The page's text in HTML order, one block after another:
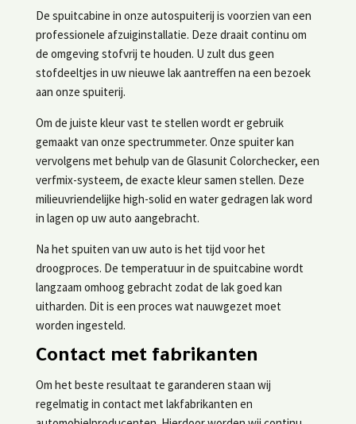
De spuitcabine in onze autospuiterij is voorzien van een
professionele afzuiginstallatie. Deze draait continu om
de omgeving stofvrij te houden. U zult dus geen
stofdeeltjes in uw nieuwe lak aantreffen na een bezoek
aan onze spuiterij.
Om de juiste kleur vast te stellen wordt er gebruik
gemaakt van onze spectrummeter. Onze spuiter kan
vervolgens met behulp van de Glasunit Colorchecker, een
verfmix-systeem, de exacte kleur samen stellen. Deze
milieuvriendelijke high-solid en water gedragen lak word
in lagen op uw auto aangebracht.
Na het spuiten van uw auto is het tijd voor het
droogproces. De temperatuur in de spuitcabine wordt
langzaam omhoog gebracht zodat de lak goed kan
uitharden. Dit is een proces wat nauwgezet moet
worden ingesteld.
Contact met fabrikanten
Om het beste resultaat te garanderen staan wij
regelmatig in contact met lakfabrikanten en